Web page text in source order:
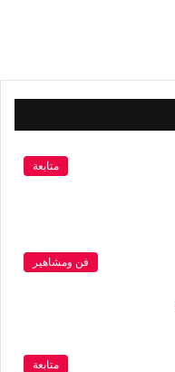
متابعة
فن ومشاهير
متابعة